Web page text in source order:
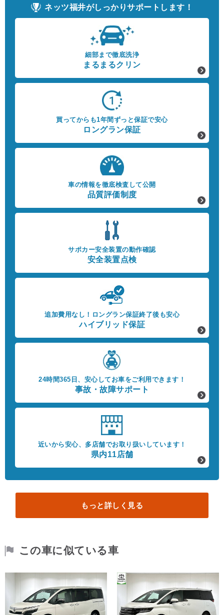
ネッツ福井がしっかりサポートします！
細部まで徹底洗浄
まるまるクリン
買ってからも1年間ずっと保証で安心
ロングラン保証
車の情報を徹底検査して公開
品質評価制度
サポカー安全装置の動作確認
安全装置点検
追加費用なし！ ロングラン保証終了後も安心
ハイブリッド保証
24時間365日、 安心してお車をご利用できます！
事故・故障サポート
近いから安心、 多店舗でお取り扱いしています！
県内11店舗
もっと詳しく見る
この車に似ている車